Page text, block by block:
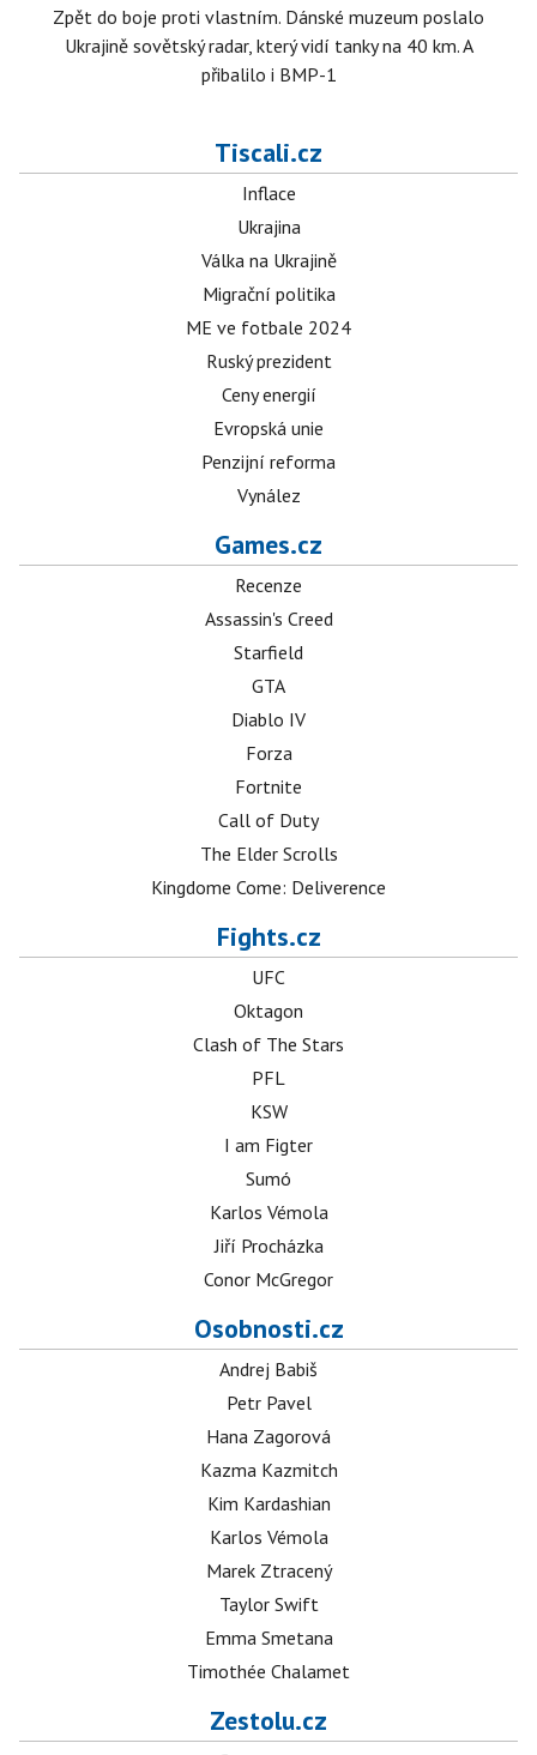
Zpět do boje proti vlastním. Dánské muzeum poslalo
Ukrajině sovětský radar, který vidí tanky na 40 km. A
přibalilo i BMP-1
Tiscali.cz
Inflace
Ukrajina
Válka na Ukrajině
Migrační politika
ME ve fotbale 2024
Ruský prezident
Ceny energií
Evropská unie
Penzijní reforma
Vynález
Games.cz
Recenze
Assassin's Creed
Starfield
GTA
Diablo IV
Forza
Fortnite
Call of Duty
The Elder Scrolls
Kingdome Come: Deliverence
Fights.cz
UFC
Oktagon
Clash of The Stars
PFL
KSW
I am Figter
Sumó
Karlos Vémola
Jiří Procházka
Conor McGregor
Osobnosti.cz
Andrej Babiš
Petr Pavel
Hana Zagorová
Kazma Kazmitch
Kim Kardashian
Karlos Vémola
Marek Ztracený
Taylor Swift
Emma Smetana
Timothée Chalamet
Zestolu.cz